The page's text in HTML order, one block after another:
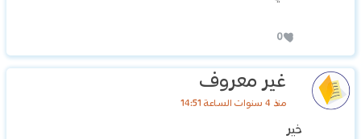
0
غير معروف
منذ 4 سنوات الساعة 14:51
خير